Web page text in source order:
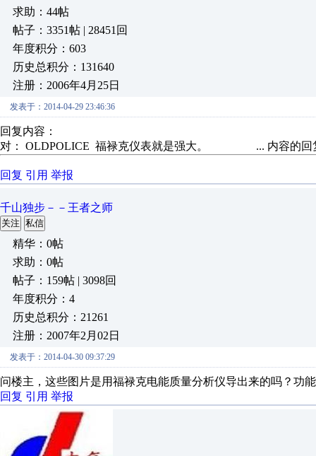
求助：44帖
帖子：3351帖 | 28451回
年度积分：603
历史总积分：131640
注册：2006年4月25日
发表于：2014-04-29 23:46:36
回复内容：
对： OLDPOLICE 福禄克仪表就是强大。 ... 内容的回
回复 引用 举报
千山独步－－王者之师
关注 私信
精华：0帖
求助：0帖
帖子：159帖 | 3098回
年度积分：4
历史总积分：21261
注册：2007年2月02日
发表于：2014-04-30 09:37:29
问楼主，这些图片是用福禄克电能质量分析仪导出来的吗？功
回复 引用 举报